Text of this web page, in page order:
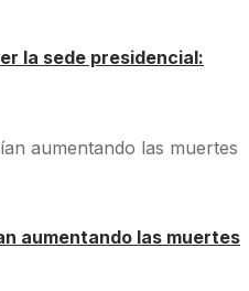
la sede presidencial:
aumentando las muertes